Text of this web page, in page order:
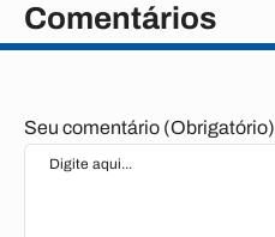
Comentários
Seu comentário (Obrigatório)